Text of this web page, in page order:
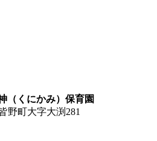
くにかみ）保育園
野町大字大渕281